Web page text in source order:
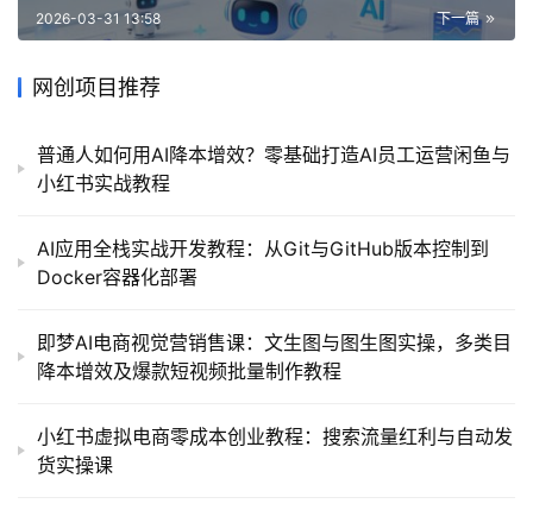
下一篇
2026-03-31 13:58
网创项目推荐
普通人如何用AI降本增效？零基础打造AI员工运营闲鱼与
小红书实战教程
AI应用全栈实战开发教程：从Git与GitHub版本控制到
Docker容器化部署
即梦AI电商视觉营销售课：文生图与图生图实操，多类目
降本增效及爆款短视频批量制作教程
小红书虚拟电商零成本创业教程：搜索流量红利与自动发
货实操课